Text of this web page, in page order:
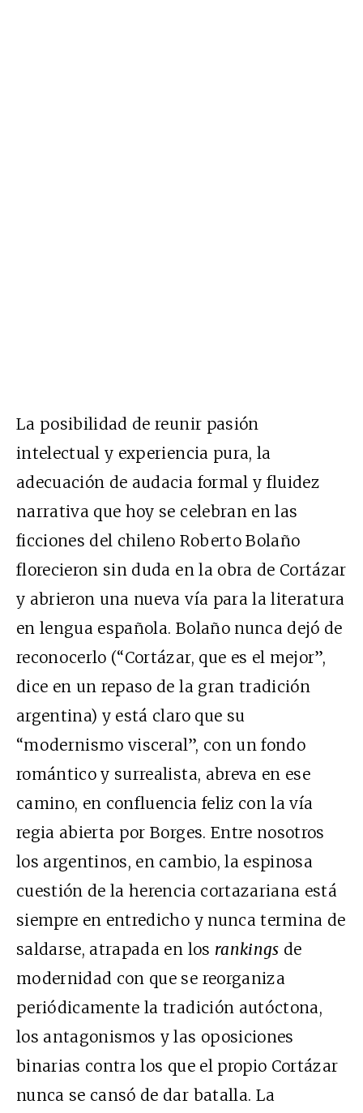
La posibilidad de reunir pasión
intelectual y experiencia pura, la
adecuación de audacia formal y fluidez
narrativa que hoy se celebran en las
ficciones del chileno Roberto Bolaño
florecieron sin duda en la obra de Cortázar
y abrieron una nueva vía para la literatura
en lengua española. Bolaño nunca dejó de
reconocerlo (“Cortázar, que es el mejor”,
dice en un repaso de la gran tradición
argentina) y está claro que su
“modernismo visceral”, con un fondo
romántico y surrealista, abreva en ese
camino, en confluencia feliz con la vía
regia abierta por Borges. Entre nosotros
los argentinos, en cambio, la espinosa
cuestión de la herencia cortazariana está
siempre en entredicho y nunca termina de
saldarse, atrapada en los rankings de
modernidad con que se reorganiza
periódicamente la tradición autóctona,
los antagonismos y las oposiciones
binarias contra los que el propio Cortázar
nunca se cansó de dar batalla. La